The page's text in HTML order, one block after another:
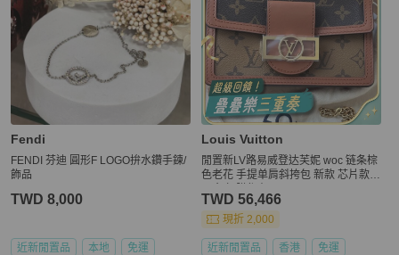
Fendi
FENDI 芬迪 圓形F LOGO拚水鑽手鍊/
飾品
TWD 8,000
近新閒置品 本地 免運
Louis Vuitton
閒置新LV路易威登达芙妮 woc 链条棕
色老花 手提单肩斜挎包 新款 芯片款
TWD 56,466
現折 2,000
近新閒置品 香港 免運